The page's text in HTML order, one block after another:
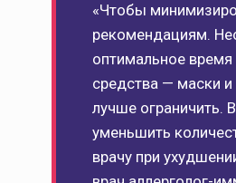
«Чтобы
рекомендациям.
оптимальное
средства — маски
лучше ограничить.
уменьшить
врачу при